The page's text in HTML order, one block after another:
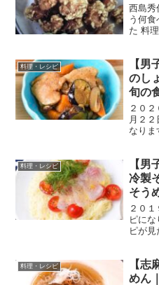
西島秀
う何
た 料
のう
しょ
料理・レシピ
【男
のし
旬の
和定
２０
月２
なりま
しょ
ため、
料理・レシピ
【男
冷製
そう
レン
２０
ピに
ピが見
んが
も抜
料理・レシピ
【志
めん